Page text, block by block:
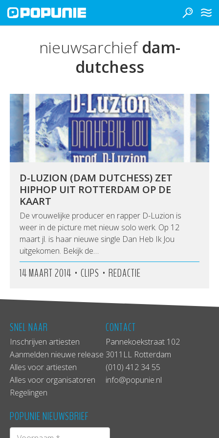
nieuwsarchiefdam-
dutchess
D-LUZION (DAM DUTCHESS) ZET
HIPHOP UIT ROTTERDAM OP DE
KAART
De vrouwelijke producer en rapper D-Luzion is
weer in de picture met nieuw solo werk. Op 12
maart jl. is haar nieuwe single Dan Heb Ik Jou
uitgekomen. Bekijk de…
14 MAART 2014 • CLIPS • REDACTIE
SNEL NAAR
Inschrijven artiesten
Aanmelden nieuwe release
Alles voor artiesten
Alles voor organisatoren
Regelingen
CONTACT
Pannekoekstraat 102
3011LL Rotterdam
(010) 412 34 55
info@popunie.nl
POPUNIE NIEUWSBRIEF